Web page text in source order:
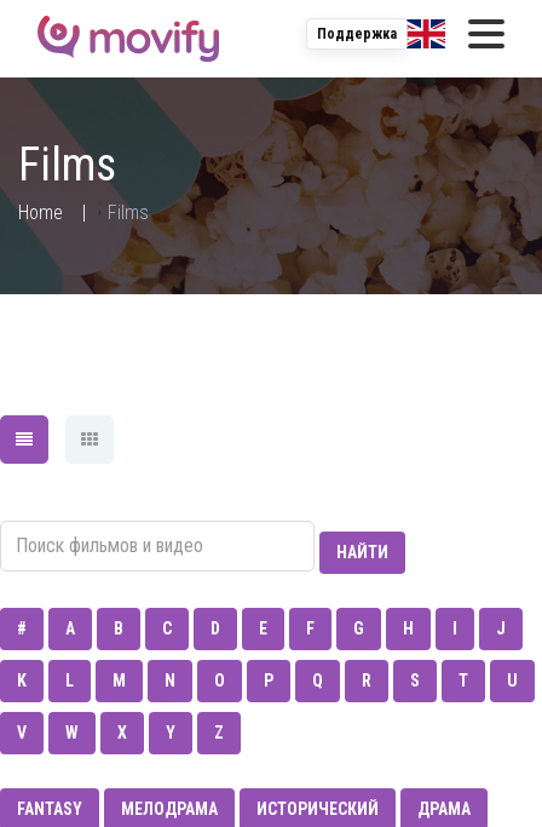
Поддержка
Films
Home ; Films
НАЙТИ
# A B C D E F G H J
K L M N O P Q R S T U
V W X Y Z
FANTASY МЕЛОДРАМА ИСТОРИЧЕСКИЙ ДРАМА